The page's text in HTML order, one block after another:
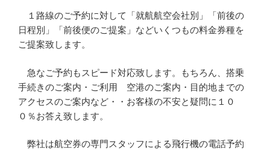
１路線のご予約に対して「就航航空会社別」「前後の
日程別」「前後便のご提案」などいくつもの料金券種を
ご提案致します。
急なご予約もスピード対応致します。もちろん、搭乗
手続きのご案内・ご利用 空港のご案内・目的地までの
アクセスのご案内など・・お客様の不安と疑問に１０
０％お答え致します。
弊社は航空券の専門スタッフによる飛行機の電話予約